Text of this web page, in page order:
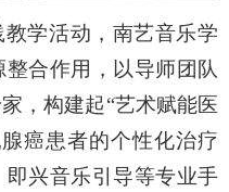
教学活动，南艺音乐学
合作用，以导师团队
，构建起“艺术赋能医
癌患者的个性化治疗
兴音乐引导等专业手